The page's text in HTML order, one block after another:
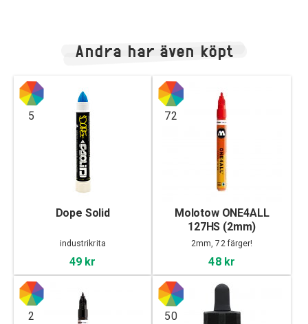
Andra har även köpt
5
Dope Solid
industrikrita
49 kr
72
Molotow ONE4ALL
127HS (2mm)
2mm, 72 färger!
48 kr
2 50